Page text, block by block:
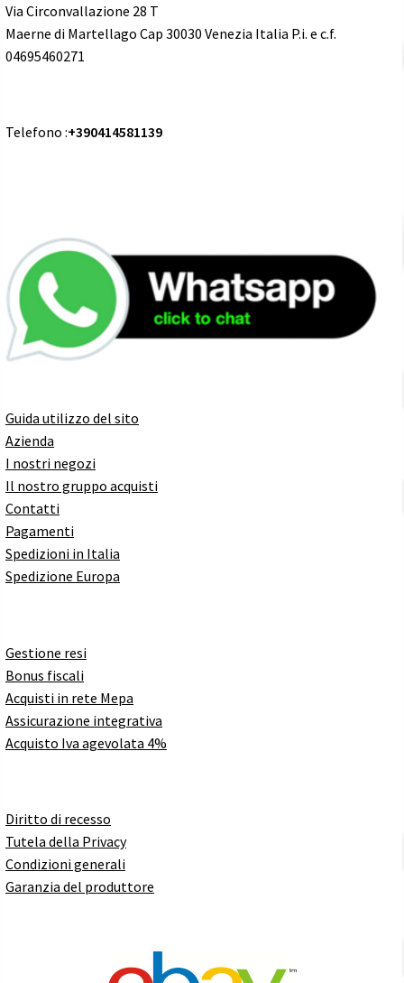
Via Circonvallazione 28 T
Maerne di Martellago Cap 30030 Venezia Italia P.i. e c.f.
04695460271
Telefono :+390414581139
Guida utilizzo del sito
Azienda
I nostri negozi
Il nostro gruppo acquisti
Contatti
Pagamenti
Spedizioni in Italia
Spedizione Europa
Gestione resi
Bonus fiscali
Acquisti in rete Mepa
Assicurazione integrativa
Acquisto Iva agevolata 4%
Diritto di recesso
Tutela della Privacy
Condizioni generali
Garanzia del produttore